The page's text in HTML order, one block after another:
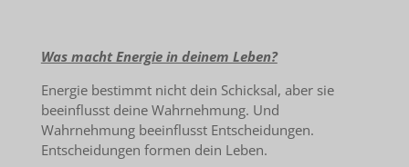
Was macht Energie in deinem Leben?
Energie bestimmt nicht dein Schicksal, aber sie
beeinflusst deine Wahrnehmung. Und
Wahrnehmung beeinflusst Entscheidungen.
Entscheidungen formen dein Leben.